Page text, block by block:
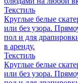
Текстиль
Круглые белые
или без узора.
пол и для
в аренду.
Текстиль
Круглые белые
или без узора.